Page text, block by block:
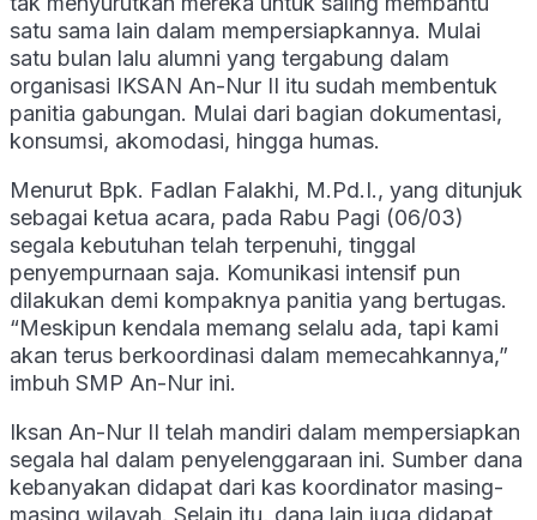
satu sama lain dalam mempersiapkannya. Mulai
satu bulan lalu alumni yang tergabung dalam
organisasi IKSAN An-Nur II itu sudah membentuk
panitia gabungan. Mulai dari bagian dokumentasi,
konsumsi, akomodasi, hingga humas.
Menurut Bpk. Fadlan Falakhi, M.Pd.I., yang ditunjuk
sebagai ketua acara, pada Rabu Pagi (06/03)
segala kebutuhan telah terpenuhi, tinggal
penyempurnaan saja. Komunikasi intensif pun
dilakukan demi kompaknya panitia yang bertugas.
“Meskipun kendala memang selalu ada, tapi kami
akan terus berkoordinasi dalam memecahkannya,”
imbuh SMP An-Nur ini.
Iksan An-Nur II telah mandiri dalam mempersiapkan
segala hal dalam penyelenggaraan ini. Sumber dana
kebanyakan didapat dari kas koordinator masing-